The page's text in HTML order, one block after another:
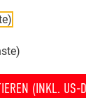
(INKL. US-